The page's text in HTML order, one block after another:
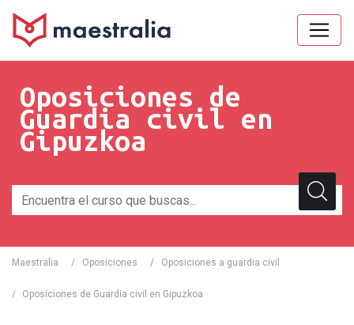
Oposiciones de
Guardia civil en
Gipuzkoa
Maestralia / Oposiciones / Oposiciones a guardia civil
/ Oposiciones de Guardia civil en Gipuzkoa